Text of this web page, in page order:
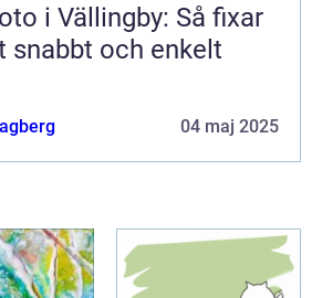
i Vällingby: Så fixar
snabbt och enkelt
04 maj 2025